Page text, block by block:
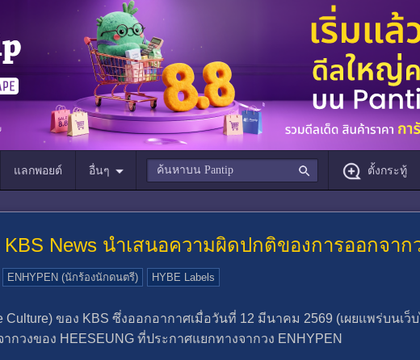
แลกพอยต์ อื่นๆ ตั้งกระทู้
KBS News นำเสนอความผิดปกติของการออกจาก
ENHYPEN (นักร้องนักดนตรี) HYBE Labels
Culture) ของ KBS ซึ่งออกอากาศเมื่อวันที่ 12 มีนาคม 2569 (เผยแพร่บนเว็
กวงของ HEESEUNG ที่ประกาศแยกทางจากวง ENHYPEN